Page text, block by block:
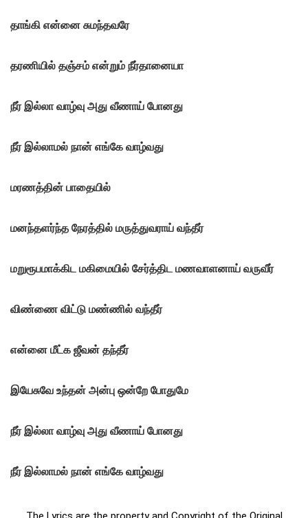
தாங்கி என்னை சுமந்தவரே
தரணியில் தஞ்சம் என்றும் நீர்தானையா
நீர் இல்லா வாழ்வு அது வீணாய் போனது
நீர் இல்லாமல் நான் எங்கே வாழ்வது
மரணத்தின் பாதையில்
மனந்தளர்ந்த நேரத்தில் மருத்துவராய் வந்தீர்
மறுரூபமாக்கிட மகிமையில் சேர்த்திட மணவாளனாய் வருவீர்
விண்ணை விட்டு மண்ணில் வந்தீர்
என்னை மீட்க ஜீவன் தந்தீர்
இயேசுவே உந்தன் அன்பு ஒன்றே போதுமே
நீர் இல்லா வாழ்வு அது வீணாய் போனது
நீர் இல்லாமல் நான் எங்கே வாழ்வது